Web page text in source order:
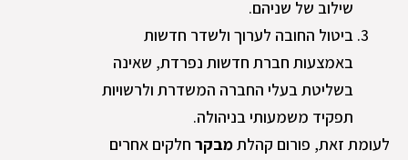
שילוב של שניהם.
ביטול החובה לערוך ולשדר חדשות
באמצעות חברת חדשות נפרדת, שאינה
בשליטת בעלי החברה המשדרת ולרשויות
תפקיד משמעותי בניהולה.
לעומת זאת, פורום קהלתמבקר חלקים אחרים